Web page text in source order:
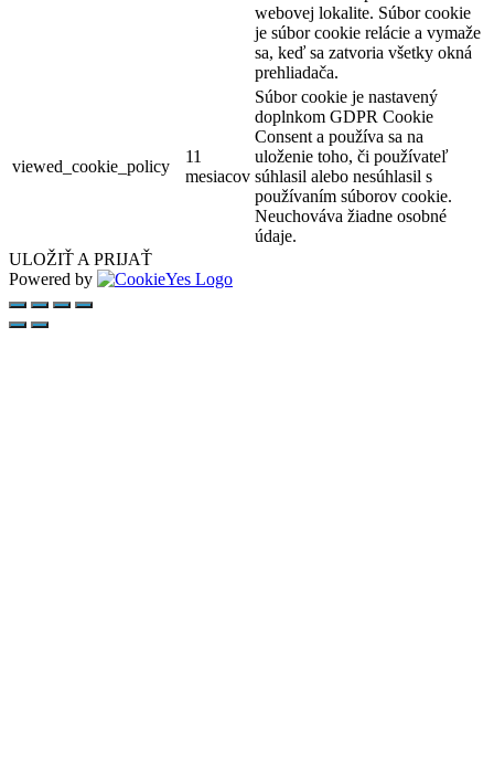
webovej lokalite. Súbor cookie
je súbor cookie relácie a vymaže
sa, keď sa zatvoria všetky okná
prehliadača.
viewed_cookie_policy
11
mesiacov
Súbor cookie je nastavený
doplnkom GDPR Cookie
Consent a používa sa na
uloženie toho, či používateľ
súhlasil alebo nesúhlasil s
používaním súborov cookie.
Neuchováva žiadne osobné
údaje.
ULOŽIŤ A PRIJAŤ
Powered by